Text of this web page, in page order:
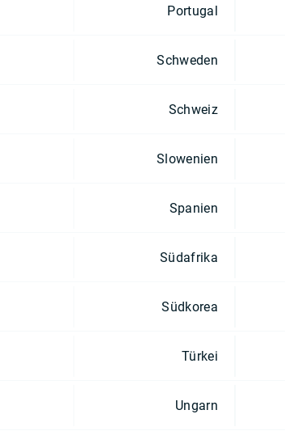
Portugal
Schweden
Schweiz
Slowenien
Spanien
Südafrika
Südkorea
Türkei
Ungarn